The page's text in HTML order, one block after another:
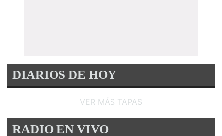
DIARIOS DE HOY
VER MÁS TAPAS
RADIO EN VIVO